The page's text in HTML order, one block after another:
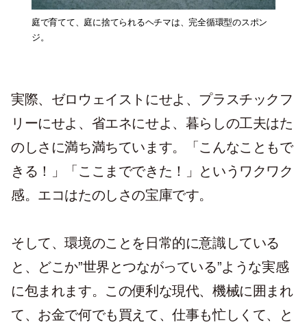
庭で育てて、庭に捨てられるヘチマは、完全循環型のスポン
ジ。
実際、ゼロウェイストにせよ、プラスチックフ
リーにせよ、省エネにせよ、暮らしの工夫はた
のしさに満ち満ちています。「こんなこともで
きる！」「ここまでできた！」というワクワク
感。エコはたのしさの宝庫です。
そして、環境のことを日常的に意識している
と、どこか”世界とつながっている”ような実感
に包まれます。この便利な現代、機械に囲まれ
て、お金で何でも買えて、仕事も忙しくて、と